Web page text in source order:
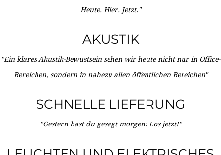
Heute. Hier. Jetzt."
AKUSTIK
"Ein klares Akustik-Bewustsein sehen wir heute nicht nur in Office-
Bereichen, sondern in nahezu allen öffentlichen Bereichen"
SCHNELLE LIEFERUNG
"Gestern hast du gesagt morgen: Los jetzt!"